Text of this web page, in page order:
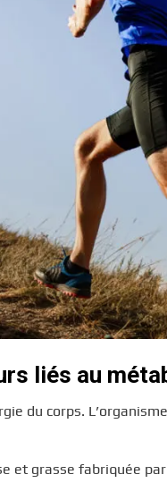
liés au
du corps.
et grasse fabriquée